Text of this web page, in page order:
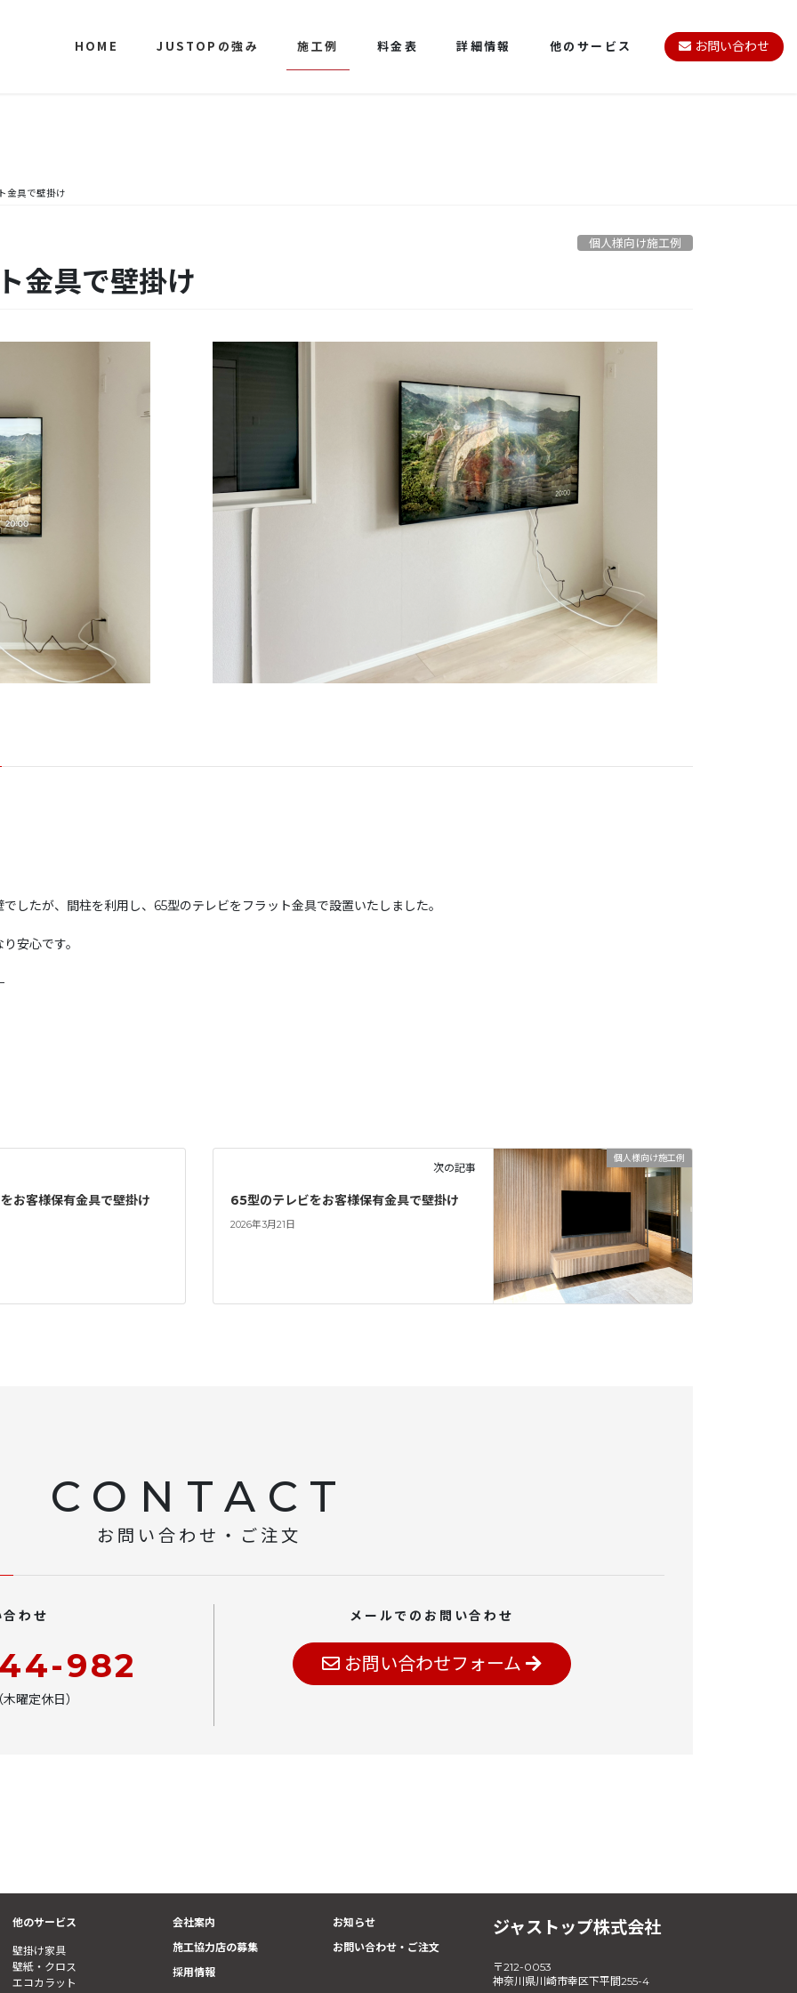
HOME JUSTOPの強み 施工例 料金表 詳細情報 他のサービス お問い合わせ
金具で壁掛け
個人様向け施工例
金具で壁掛け
したが、間柱を利用し、65型のテレビをフラット金具で設置いたしました。
り安心です。
お客様保有金具で壁掛け
個人様向け施工例
次の記事
65型のテレビをお客様保有金具で壁掛け
2026年3月21日
CONTACT
お問い合わせ・ご注文
わせ
982
曜定休日）
メールでのお問い合わせ
お問い合わせフォーム
他のサービス
壁掛け家具
壁紙・クロス
エコカラット
会社案内
施工協力店の募集
採用情報
お知らせ
お問い合わせ・ご注文
ジャストップ株式会社
〒212-0053
神奈川県川崎市幸区下平間255-4